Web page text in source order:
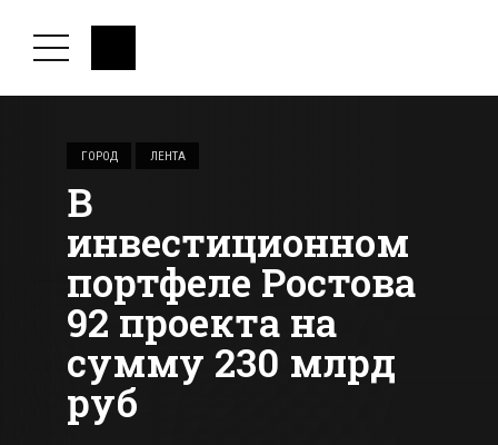
ГОРОД ЛЕНТА
В
инвестиционном
портфеле Ростова
92 проекта на
сумму 230 млрд
руб